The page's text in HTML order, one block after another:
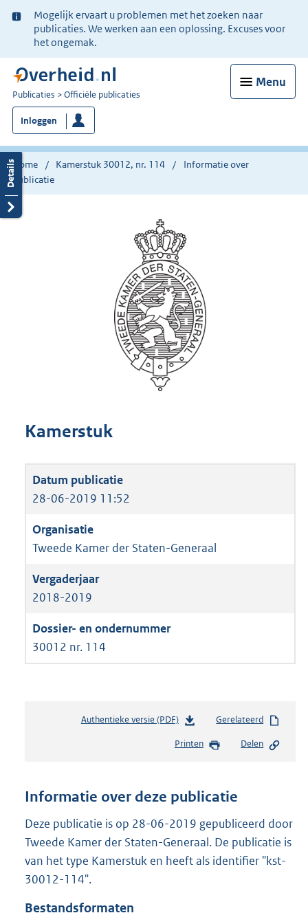
Ter
informatie:
Mogelijk ervaart u problemen met het zoeken naar
publicaties. We werken aan een oplossing. Excuses voor
het ongemak.
Menu
U
bent
nu
hier:
Publicaties Officiële publicaties
Inloggen
Home Kamerstuk 30012, nr. 114
Informatie over
publicatie
Kamerstuk
28-06-2019 11:52
Tweede Kamer der Staten-Generaal
2018-2019
30012 nr. 114
Authentieke versie (PDF)b
s
n
s
r
o
Gerelateerd
Printen Delen
Informatie over deze publicatie
Deze publicatie is op 28-06-2019 gepubliceerd door
Tweede Kamer der Staten-Generaal. De publicatie is
van het type Kamerstuk en heeft als identifier "kst-
30012-114".
Bestandsformaten